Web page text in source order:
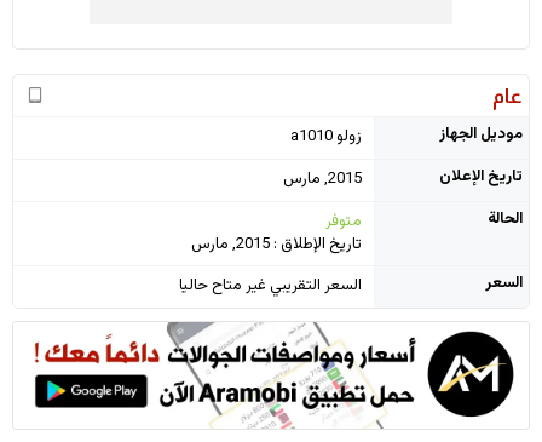
عام
موديل الجهاز
زولو a1010
تاريخ الإعلان
2015, مارس
الحالة
متوفر
تاريخ الإطلاق : 2015, مارس
السعر
السعر التقريبي غير متاح حاليا